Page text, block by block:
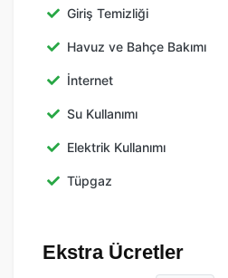
Giriş Temizliği
Havuz ve Bahçe Bakımı
İnternet
Su Kullanımı
Elektrik Kullanımı
Tüpgaz
Ekstra Ücretler